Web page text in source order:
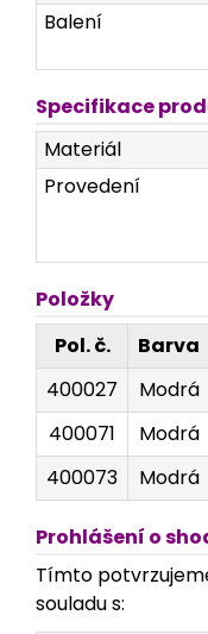
Balení
Specifikace
Materiál
Provedení
Položky
Pol. č.
Barva
400027
Modrá
400071
Modrá
400073
Modrá
Prohlášení o
Tímto
souladu s: